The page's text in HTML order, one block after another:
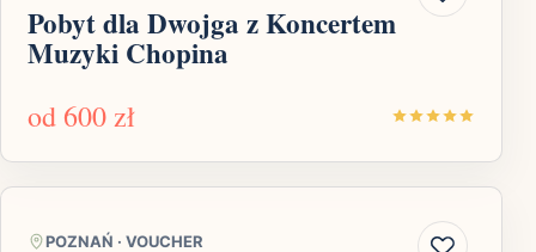
Pobyt dla Dwojga z Koncertem
Muzyki Chopina
od600 zł
POZNAŃ · VOUCHER